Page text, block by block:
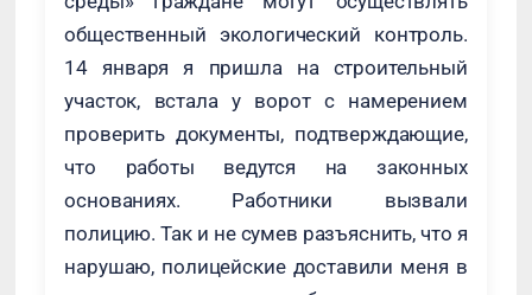
общественный экологический контроль.
14 января я пришла на строительный
участок, встала у ворот с намерением
проверить документы, подтверждающие,
что работы ведутся на законных
основаниях. Работники вызвали
полицию. Так и не сумев разъяснить, что я
нарушаю, полицейские доставили меня в